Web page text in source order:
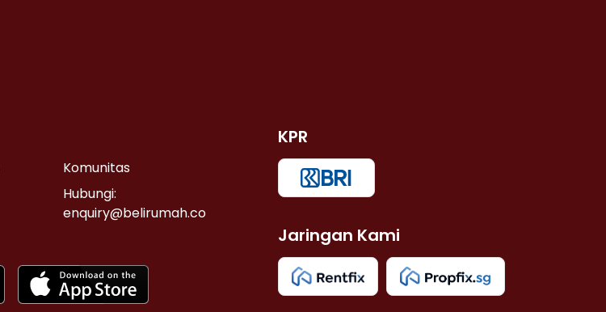
Komunitas
Hubungi:
enquiry@belirumah.co
KPR
Jaringan Kami